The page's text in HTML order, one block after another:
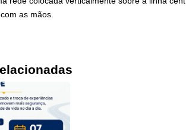
as mãos.